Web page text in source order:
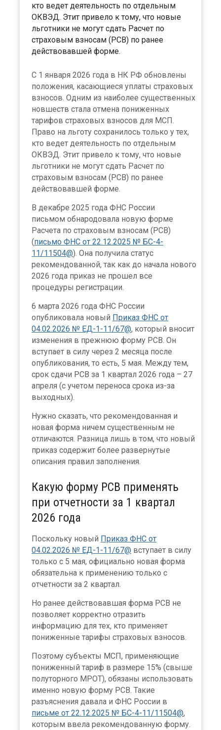
кто ведет деятельность по отдельным
ОКВЭД. Этит привело к тому, что новые
льготники не могут сдать Расчет по
страховым взносам (РСВ) по ранее
действовавшей форме.
С 1 января 2026 года в НК РФ обновлены
положения, касающиеся уплаты страховых
взносов. Одним из наиболее существенных
новшеств стала отмена пониженных
тарифов страховых взносов для МСП.
Право на льготу сохранилось только у тех,
кто ведет деятельность по отдельным
ОКВЭД. Этит привело к тому, что новые
льготники не могут сдать Расчет по
страховым взносам (РСВ) по ранее
действовавшей форме.
В декабре 2025 года ФНС России
письмом обнародовала новую форме
Расчета по страховым взносам (РСВ)
(письмо ФНС от 22.12.2025 № БС-4-
11/11504@). Она получила статус
рекомендованной, так как до начала нового
2026 года приказ не прошел все
процедуры регистрации.
6 марта 2026 года ФНС России
опубликовала новый Приказ ФНС от
04.02.2026 № ЕД-1-11/67@, который вносит
изменения в прежнюю форму РСВ. Он
вступает в силу через 2 месяца после
опубликования, то есть, 5 мая. Между тем,
срок сдачи РСВ за 1 квартал 2026 года – 27
апреля (с учетом переноса срока из-за
выходных).
Нужно сказать, что рекомендованная и
новая форма ничем существенным не
отличаются. Разница лишь в том, что новый
приказ содержит более развернутые
описания правил заполнения.
Какую форму РСВ применять
при отчетности за 1 квартал
2026 года
Поскольку новый Приказ ФНС от
04.02.2026 № ЕД-1-11/67@ вступает в силу
только с 5 мая, официально новая форма
обязательна к применению только с
отчетности за 2 квартал.
Но ранее действовавшая форма РСВ не
позволяет корректно отразить
информацию для тех, кто применяет
пониженные тарифы страховых взносов.
Поэтому субъекты МСП, применяющие
пониженный тариф в размере 15% (свыше
полуторного МРОТ), обязаны использовать
именно новую форму РСВ. Такие
разъяснения давала и ФНС России в
письме от 22.12.2025 № БС-4-11/11504@,
которым ввела рекомендованную форму.